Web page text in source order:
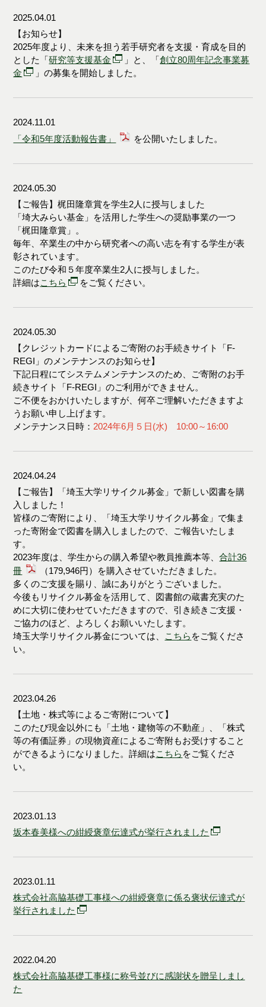
2025.04.01
【お知らせ】
2025年度より、未来を担う若手研究者を支援・育成を目的
とした「研究等支援基金 」と、「創立80周年記念事業募
金
」の募集を開始しました。
2024.11.01
「令和5年度活動報告書」
を公開いたしました。
2024.05.30
【ご報告】梶田隆章賞を学生2人に授与しました
「埼大みらい基金」を活用した学生への奨励事業の一つ
「梶田隆章賞」。
毎年、卒業生の中から研究者への高い志を有する学生が表
彰されています。
このたび令和５年度卒業生2人に授与しました。
詳細はこちら をご覧ください。
2024.05.30
【クレジットカードによるご寄附のお手続きサイト「F-
REGI」のメンテナンスのお知らせ】
下記日程にてシステムメンテナンスのため、ご寄附のお手
続きサイト「F-REGI」のご利用ができません。
ご不便をおかけいたしますが、何卒ご理解いただきますよ
うお願い申し上げます。
メンテナンス日時： 2024年6月５日(水) 10:00～16:00
2024.04.24
【ご報告】「埼玉大学リサイクル募金」で新しい図書を購
入しました！
皆様のご寄附により、「埼玉大学リサイクル募金」で集ま
った寄附金で図書を購入しましたので、ご報告いたしま
す。
2023年度は、学生からの購入希望や教員推薦本等、合計36
冊
（179,946円）を購入させていただきました。
多くのご支援を賜り、誠にありがとうございました。
今後もリサイクル募金を活用して、図書館の蔵書充実のた
めに大切に使わせていただきますので、引き続きご支援・
ご協力のほど、よろしくお願いいたします。
埼玉大学リサイクル募金については、 こちら をご覧くださ
い。
2023.04.26
【土地・株式等によるご寄附について】
このたび現金以外にも「土地・建物等の不動産」、「株式
等の有価証券」の現物資産によるご寄附もお受けすること
ができるようになりました。詳細はこちら をご覧くださ
い。
2023.01.13
坂本春美様への紺綬褒章伝達式が挙行されました
2023.01.11
株式会社高脇基礎工事様への紺綬褒章に係る褒状伝達式が
挙行されました
2022.04.20
株式会社高脇基礎工事様に称号並びに感謝状を贈呈しまし
た